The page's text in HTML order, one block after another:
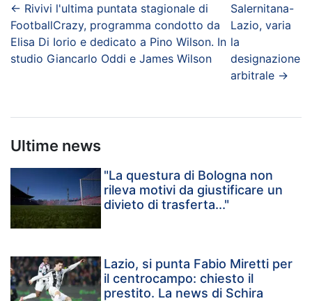
← Rivivi l'ultima puntata stagionale di
FootballCrazy, programma condotto da
Elisa Di Iorio e dedicato a Pino Wilson. In
studio Giancarlo Oddi e James Wilson
Salernitana-
Lazio, varia
la
designazione
arbitrale→
Ultime news
"La questura di Bologna non
rileva motivi da giustificare un
divieto di trasferta..."
Lazio, si punta Fabio Miretti per
il centrocampo: chiesto il
prestito. La news di Schira